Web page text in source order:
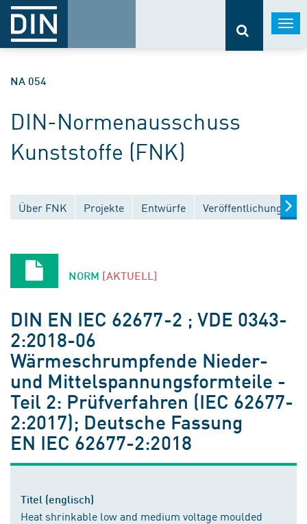
NA 054
DIN-Normenausschuss
Kunststoffe (FNK)
Über FNK Projekte Entwürfe Veröffentlichungen
NORM [AKTUELL]
DIN EN IEC 62677-2 ; VDE 0343-
2:2018-06
Wärmeschrumpfende Nieder-
und Mittelspannungsformteile -
Teil 2: Prüfverfahren (IEC 62677-
2:2017); Deutsche Fassung
EN IEC 62677-2:2018
Titel (englisch)
Heat shrinkable low and medium voltage moulded